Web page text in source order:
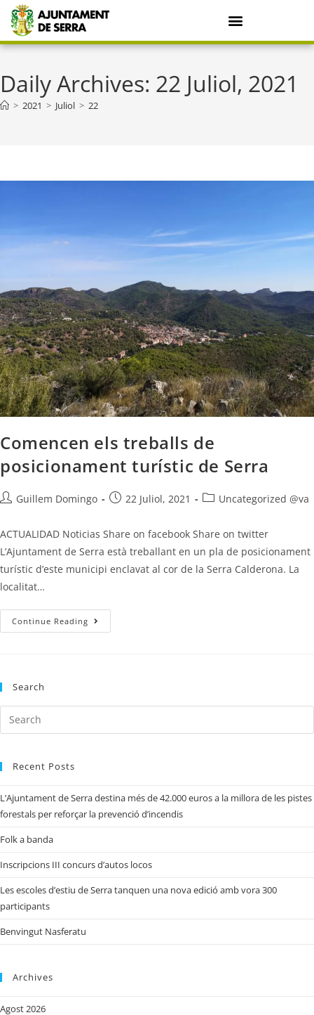
Daily Archives: 22 Juliol, 2021
> 2021 > Juliol > 22
Comencen els treballs de
posicionament turístic de Serra
Guillem Domingo 22 Juliol, 2021 Uncategorized @va
ACTUALIDAD Noticias Share on facebook Share on twitter
L’Ajuntament de Serra està treballant en un pla de posicionament
turístic d’este municipi enclavat al cor de la Serra Calderona. La
localitat…
Continue Reading
Search
Recent Posts
L’Ajuntament de Serra destina més de 42.000 euros a la millora de les pistes
forestals per reforçar la prevenció d’incendis
Folk a banda
Inscripcions III concurs d’autos locos
Les escoles d’estiu de Serra tanquen una nova edició amb vora 300
participants
Benvingut Nasferatu
Archives
Agost 2026